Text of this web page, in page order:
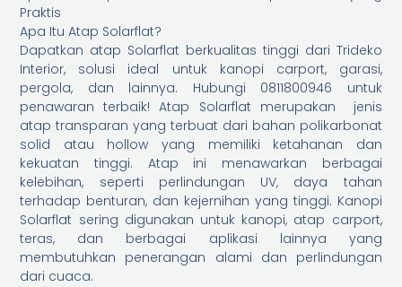
Praktis
Apa Itu Atap Solarflat?
Dapatkan atap Solarflat berkualitas tinggi dari Trideko
Interior, solusi ideal untuk kanopi carport, garasi,
pergola, dan lainnya. Hubungi 0811800946 untuk
penawaran terbaik! Atap Solarflat merupakan jenis
atap transparan yang terbuat dari bahan polikarbonat
solid atau hollow yang memiliki ketahanan dan
kekuatan tinggi. Atap ini menawarkan berbagai
kelebihan, seperti perlindungan UV, daya tahan
terhadap benturan, dan kejernihan yang tinggi. Kanopi
Solarflat sering digunakan untuk kanopi, atap carport,
teras, dan berbagai aplikasi lainnya yang
membutuhkan penerangan alami dan perlindungan
dari cuaca.